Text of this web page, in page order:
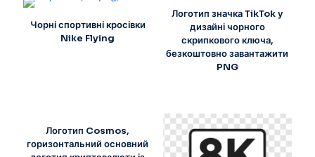
Чорні спортивні кросівки
Nike Flying
Логотип значка TikTok у
дизайні чорного
скрипкового ключа,
безкоштовно завантажити
PNG
Логотип Cosmos,
горизонтальний основний